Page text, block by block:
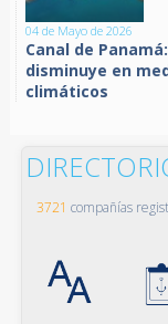
04 de Mayo de 2026
Canal de
disminuye en
climáticos
3721 compañías